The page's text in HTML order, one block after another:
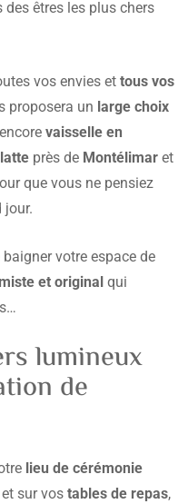
des êtres les plus chers
vos envies et tous vos
proposera un large choix
vaisselle en
près de Montélimar et
que vous ne pensiez
jour.
baigner votre espace de
et original qui
lumineux
de
lieu de cérémonie
et sur vos tables de repas,